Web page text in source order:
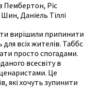
Пембертон, Ріс
Шин, Даніель Тіллі
вирішили припинити
всіх жителів. Таббс
просто спогадами.
всесвіту в
Це
які хочуть зупинити